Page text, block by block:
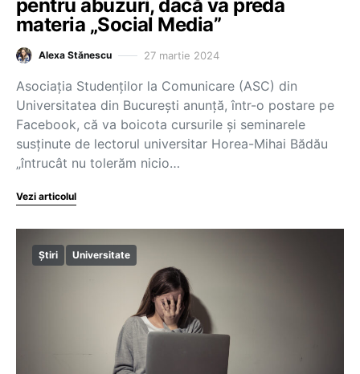
pentru abuzuri, dacă va preda
materia „Social Media”
Alexa Stănescu 27 martie 2024
Asociația Studenților la Comunicare (ASC) din
Universitatea din București anunță, într-o postare pe
Facebook, că va boicota cursurile și seminarele
susținute de lectorul universitar Horea-Mihai Bădău
„întrucât nu tolerăm nicio…
Vezi articolul
Știri Universitate